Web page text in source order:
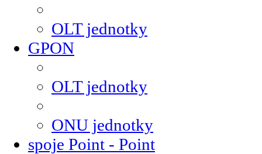
OLT jednotky
GPON
OLT jednotky
ONU jednotky
spoje Point - Point